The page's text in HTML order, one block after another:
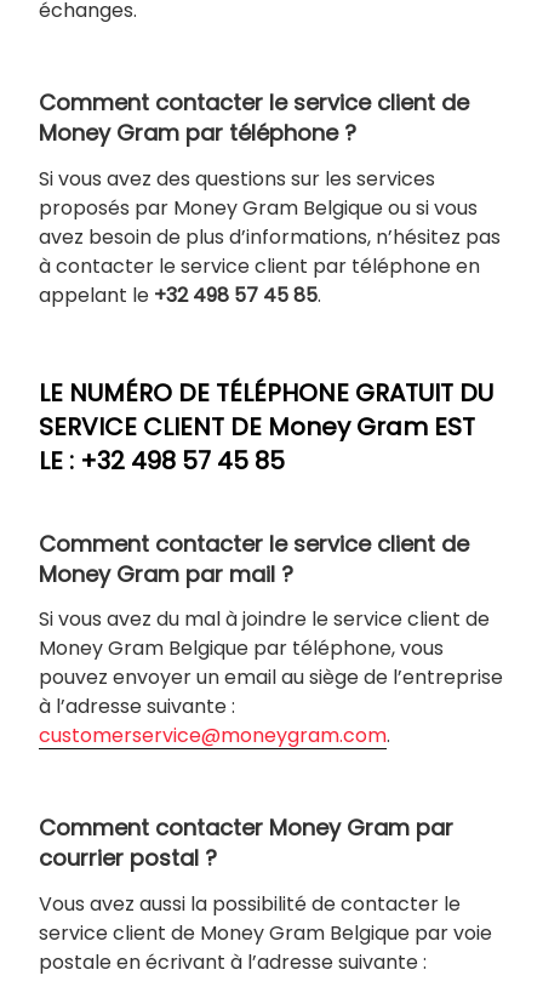
échanges.
Comment contacter le service client de
Money Gram par téléphone ?
Si vous avez des questions sur les services
proposés par Money Gram Belgique ou si vous
avez besoin de plus d’informations, n’hésitez pas
à contacter le service client par téléphone en
appelant le +32 498 57 45 85.
LE NUMÉRO DE TÉLÉPHONE GRATUIT DU
SERVICE CLIENT DE Money Gram EST
LE : +32 498 57 45 85
Comment contacter le service client de
Money Gram par mail ?
Si vous avez du mal à joindre le service client de
Money Gram Belgique par téléphone, vous
pouvez envoyer un email au siège de l’entreprise
à l’adresse suivante :
customerservice@moneygram.com.
Comment contacter Money Gram par
courrier postal ?
Vous avez aussi la possibilité de contacter le
service client de Money Gram Belgique par voie
postale en écrivant à l’adresse suivante :